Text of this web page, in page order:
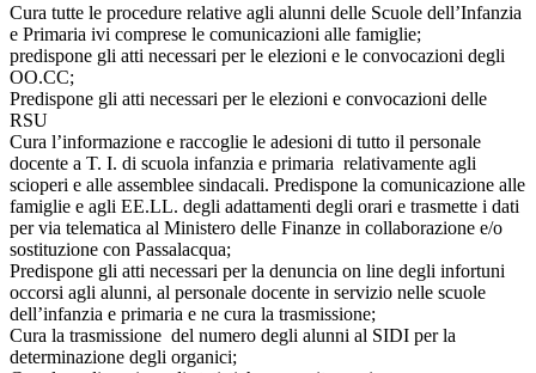
Cura tutte le procedure relative agli alunni delle Scuole dell’Infanzia
e Primaria ivi comprese le comunicazioni alle famiglie;
predispone gli atti necessari per le elezioni e le convocazioni degli
OO.CC;
Predispone gli atti necessari per le elezioni e convocazioni delle
RSU
Cura l’informazione e raccoglie le adesioni di tutto il personale
docente a T. I. di scuola infanzia e primaria relativamente agli
scioperi e alle assemblee sindacali. Predispone la comunicazione alle
famiglie e agli EE.LL. degli adattamenti degli orari e trasmette i dati
per via telematica al Ministero delle Finanze in collaborazione e/o
sostituzione con Passalacqua;
Predispone gli atti necessari per la denuncia on line degli infortuni
occorsi agli alunni, al personale docente in servizio nelle scuole
dell’infanzia e primaria e ne cura la trasmissione;
Cura la trasmissione del numero degli alunni al SIDI per la
determinazione degli organici;